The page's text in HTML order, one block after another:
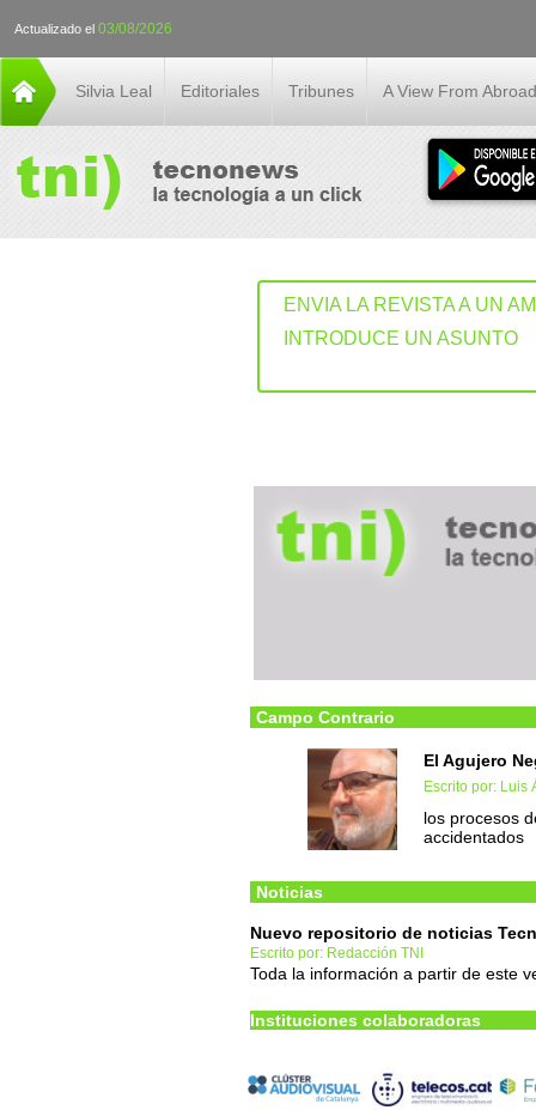
Actualizado el 03/08/2026
Silvia Leal Editoriales Tribunes A View From Abroad
ENVIA LA REVISTA A UN
INTRODUCE UN ASUNTO
Campo Contrario
El Agujero
Escrito por: Luis
los procesos
accidentados
Noticias
Nuevo repositorio de noticias
Escrito por: Redacción TNI
Toda la información a partir de este
Instituciones colaboradoras